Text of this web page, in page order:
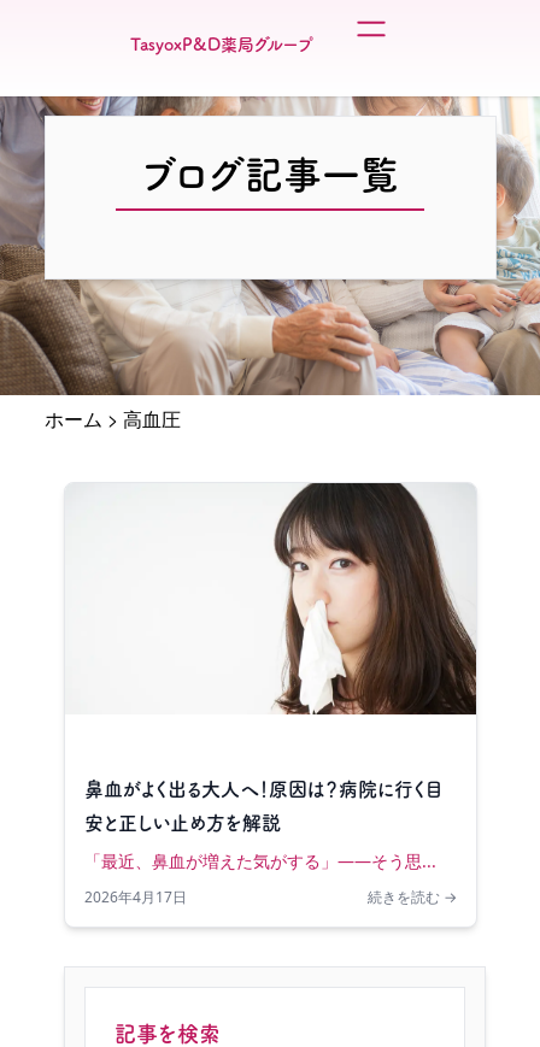
TasyoxP&D薬局グループ
ブログ記事一覧
ホーム > 高血圧
鼻血がよく出る大人へ！原因は？病院に行く目
安と正しい止め方を解説
「最近、鼻血が増えた気がする」——そう思...
2026年4月17日 続きを読む →
記事を検索